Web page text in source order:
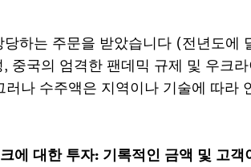
하는 주문을 받았습니다 (전년도에
중국의 엄격한 팬데믹 규제 및 우크
나 수주액은 지역이나 기술에 따라
에 대한 투자: 기록적인 금액 및 고객